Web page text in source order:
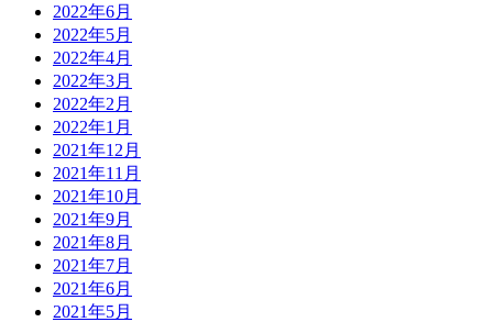
2022年6月
2022年5月
2022年4月
2022年3月
2022年2月
2022年1月
2021年12月
2021年11月
2021年10月
2021年9月
2021年8月
2021年7月
2021年6月
2021年5月